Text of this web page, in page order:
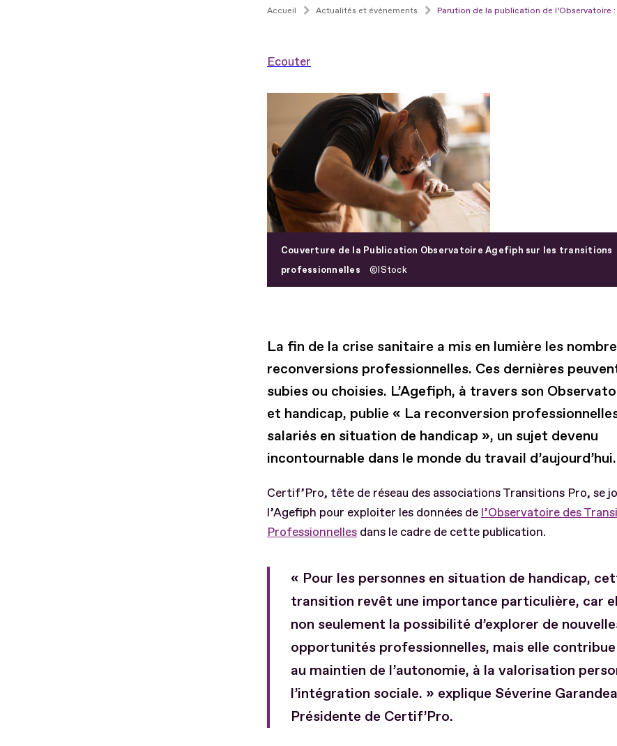
Accueil Actualités et événements Parution de la publication de l’Observatoire
Ecouter
Couverture de la Publication Observatoire Agefiph sur les transitions
professionnelles
IStock
La fin de la crise sanitaire a mis en lumière les
reconversions professionnelles. Ces dernières
subies ou choisies. L’Agefiph, à travers son
et handicap, publie « La reconversion
salariés en situation de handicap », un sujet devenu
incontournable dans le monde du travail d’aujourd’hui.
Certif’Pro, tête de réseau des associations Transitions Pro, se
l’Agefiph pour exploiter les données de l’Observatoire des
Professionnelles dans le cadre de cette publication.
« Pour les personnes en situation de handicap,
transition revêt une importance particulière, car
non seulement la possibilité d’explorer de
opportunités professionnelles, mais elle
au maintien de l’autonomie, à la valorisation
l’intégration sociale. » explique Séverine
Présidente de Certif’Pro.